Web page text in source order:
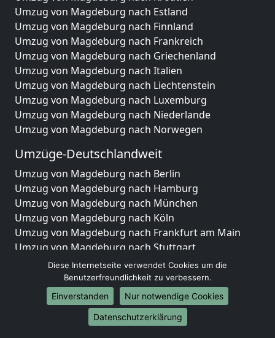
Umzug von Magdeburg nach Estland
Umzug von Magdeburg nach Finnland
Umzug von Magdeburg nach Frankreich
Umzug von Magdeburg nach Griechenland
Umzug von Magdeburg nach Italien
Umzug von Magdeburg nach Liechtenstein
Umzug von Magdeburg nach Luxemburg
Umzug von Magdeburg nach Niederlande
Umzug von Magdeburg nach Norwegen
Umzüge-Deutschlandweit
Umzug von Magdeburg nach Berlin
Umzug von Magdeburg nach Hamburg
Umzug von Magdeburg nach München
Umzug von Magdeburg nach Köln
Umzug von Magdeburg nach Frankfurt am Main
Umzug von Magdeburg nach Stuttgart
Umzug von Magdeburg nach Düsseldorf
Umzug von Magdeburg nach Leipzig
Umzug von Magdeburg nach Dortmund
Umzug von Magdeburg nach Essen
Umzug von Magdeburg nach Bremen
Diese Internetseite verwendet Cookies um die
Benutzerfreundlichkeit zu verbessern.
Einverstanden
Nur notwendige Cookies
Datenschutzerklärung